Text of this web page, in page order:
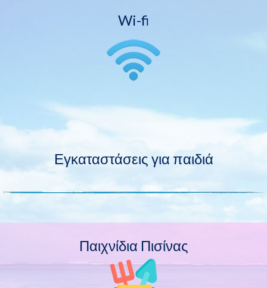
Wi-fi
Εγκαταστάσεις για παιδιά
Παιχνίδια Πισίνας